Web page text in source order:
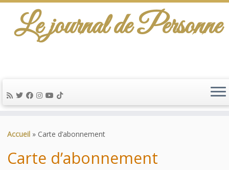
au
Le journal de Personne
Accueil » Carte d’abonnement
Carte d’abonnement